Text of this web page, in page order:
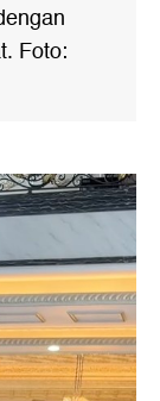
Foto: